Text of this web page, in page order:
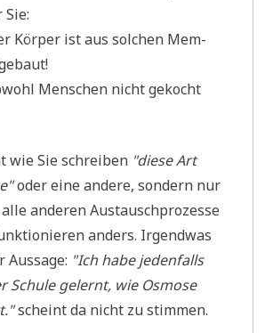
Kör­per ist aus sol­chen Mem­
Men­schen nicht gekocht
wie Sie schrei­ben "die­se Art
oder eine ande­re, son­dern nur
ande­ren Aus­tausch­pro­zes­se
anders. Irgend­was
"Ich habe jeden­falls
Schu­le gelernt, wie Osmo­se
scheint da nicht zu stimmen.